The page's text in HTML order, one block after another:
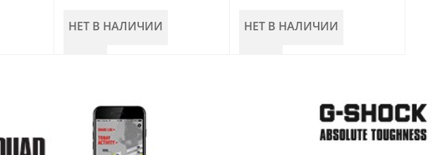
НЕТ В НАЛИЧИИ НЕТ В НАЛИЧИИ